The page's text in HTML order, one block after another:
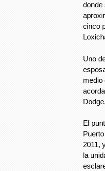
donde
cinco
Uno
medio
El
2011,
la